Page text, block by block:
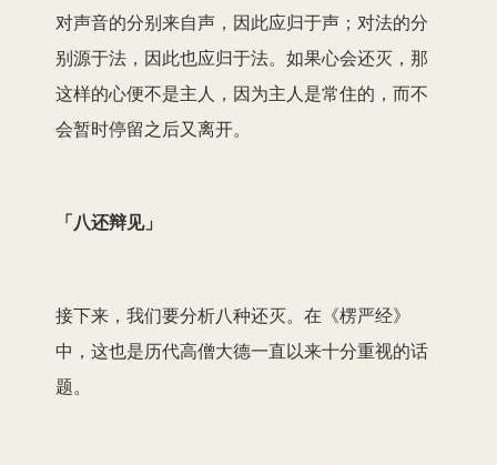
对声音的分别来自声，因此应归于声；对法的分
别源于法，因此也应归于法。如果心会还灭，那
这样的心便不是主人，因为主人是常住的，而不
会暂时停留之后又离开。
「八还辩见」
接下来，我们要分析八种还灭。在《楞严经》
中，这也是历代高僧大德一直以来十分重视的话
题。